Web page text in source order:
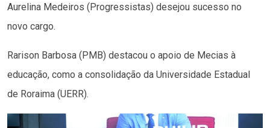
Aurelina Medeiros (Progressistas) desejou sucesso no
novo cargo.
Rarison Barbosa (PMB) destacou o apoio de Mecias à
educação, como a consolidação da Universidade Estadual
de Roraima (UERR).